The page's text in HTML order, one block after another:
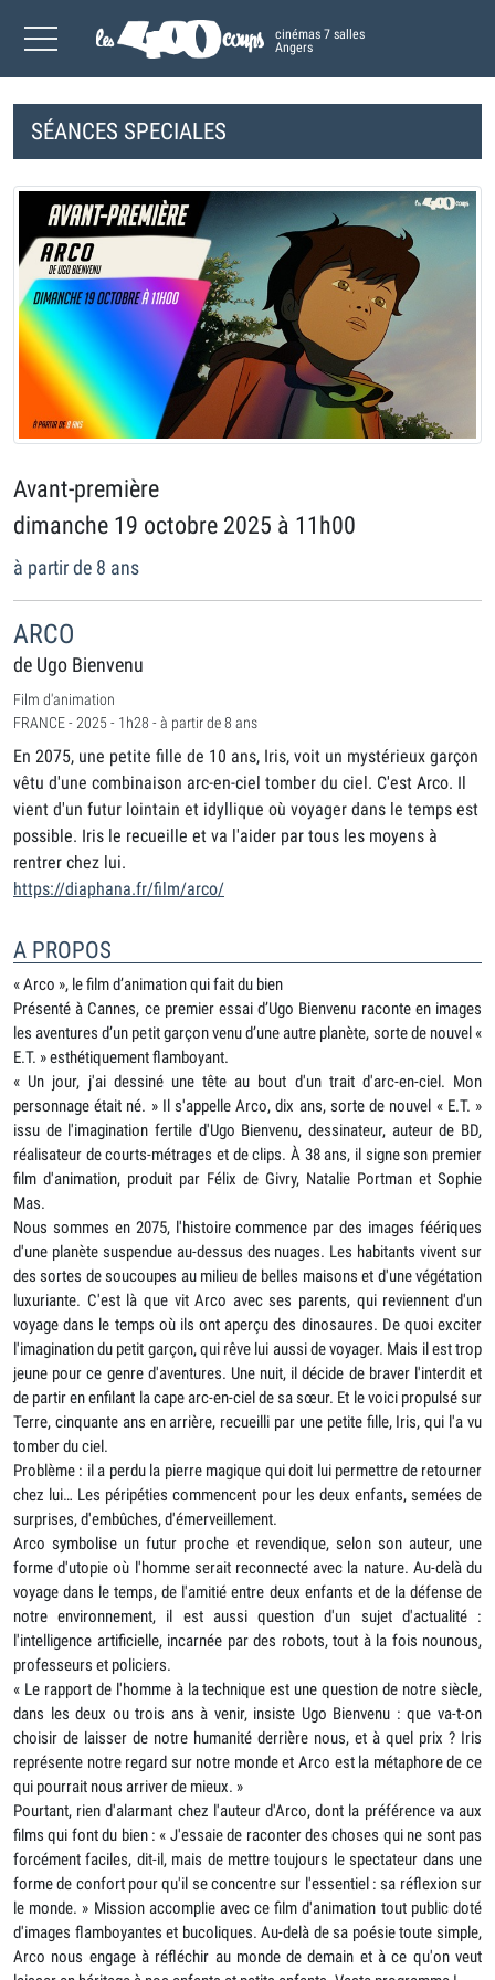
cinémas 7 salles
Angers
SÉANCES SPECIALES
Avant-première
dimanche 19 octobre 2025 à 11h00
à partir de 8 ans
ARCO
de Ugo Bienvenu
Film d'animation
FRANCE - 2025 - 1h28 - à partir de 8 ans
En 2075, une petite fille de 10 ans, Iris, voit un mystérieux garçon
vêtu d'une combinaison arc-en-ciel tomber du ciel. C'est Arco. Il
vient d'un futur lointain et idyllique où voyager dans le temps est
possible. Iris le recueille et va l'aider par tous les moyens à
rentrer chez lui.
https://diaphana.fr/film/arco/
A PROPOS
« Arco », le film d’animation qui fait du bien
Présenté à Cannes, ce premier essai d’Ugo Bienvenu raconte en images
les aventures d’un petit garçon venu d’une autre planète, sorte de nouvel «
E.T. » esthétiquement flamboyant.
« Un jour, j'ai dessiné une tête au bout d'un trait d'arc-en-ciel. Mon
personnage était né. » Il s'appelle Arco, dix ans, sorte de nouvel « E.T. »
issu de l'imagination fertile d'Ugo Bienvenu, dessinateur, auteur de BD,
réalisateur de courts-métrages et de clips. À 38 ans, il signe son premier
film d'animation, produit par Félix de Givry, Natalie Portman et Sophie
Mas.
Nous sommes en 2075, l'histoire commence par des images féériques
d'une planète suspendue au-dessus des nuages. Les habitants vivent sur
des sortes de soucoupes au milieu de belles maisons et d'une végétation
luxuriante. C'est là que vit Arco avec ses parents, qui reviennent d'un
voyage dans le temps où ils ont aperçu des dinosaures. De quoi exciter
l'imagination du petit garçon, qui rêve lui aussi de voyager. Mais il est trop
jeune pour ce genre d'aventures. Une nuit, il décide de braver l'interdit et
de partir en enfilant la cape arc-en-ciel de sa sœur. Et le voici propulsé sur
Terre, cinquante ans en arrière, recueilli par une petite fille, Iris, qui l'a vu
tomber du ciel.
Problème : il a perdu la pierre magique qui doit lui permettre de retourner
chez lui… Les péripéties commencent pour les deux enfants, semées de
surprises, d'embûches, d'émerveillement.
Arco symbolise un futur proche et revendique, selon son auteur, une
forme d'utopie où l'homme serait reconnecté avec la nature. Au-delà du
voyage dans le temps, de l'amitié entre deux enfants et de la défense de
notre environnement, il est aussi question d'un sujet d'actualité :
l'intelligence artificielle, incarnée par des robots, tout à la fois nounous,
professeurs et policiers.
« Le rapport de l'homme à la technique est une question de notre siècle,
dans les deux ou trois ans à venir, insiste Ugo Bienvenu : que va-t-on
choisir de laisser de notre humanité derrière nous, et à quel prix ? Iris
représente notre regard sur notre monde et Arco est la métaphore de ce
qui pourrait nous arriver de mieux. »
Pourtant, rien d'alarmant chez l'auteur d'Arco, dont la préférence va aux
films qui font du bien : « J'essaie de raconter des choses qui ne sont pas
forcément faciles, dit-il, mais de mettre toujours le spectateur dans une
forme de confort pour qu'il se concentre sur l'essentiel : sa réflexion sur
le monde. » Mission accomplie avec ce film d'animation tout public doté
d'images flamboyantes et bucoliques. Au-delà de sa poésie toute simple,
Arco nous engage à réfléchir au monde de demain et à ce qu'on veut